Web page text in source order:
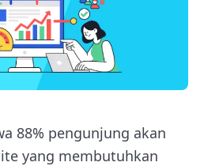
88% pengunjung akan
yang membutuhkan